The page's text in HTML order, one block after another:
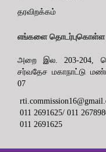
தரவிறக்கம்
எங்களை தொடர்புகொள்ள
அறை இல. 203-204,
சர்வதேச மகாநாட்டு
07
011 2691625/ 011
011 2691625